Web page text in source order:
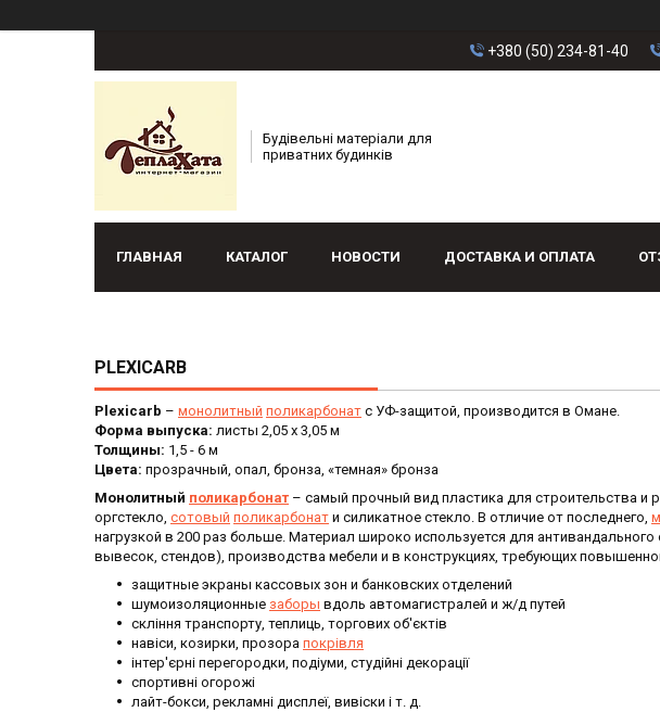
+380 (50) 234-81-40
Будівельні матеріали для
приватних будинків
ГЛАВНАЯ КАТАЛОГ НОВОСТИ ДОСТАВКА И ОПЛАТА
PLEXICARB
Plexicarb – монолитный поликарбонат с УФ-защитой, производится в Омане.
Форма выпуска: листы 2,05 х 3,05 м
Толщины: 1,5 - 6 м
Цвета: прозрачный, опал, бронза, «темная» бронза
Монолитный поликарбонат – самый прочный вид пластика для строительства
оргстекло, сотовый поликарбонат и силикатное стекло. В отличие от последнего,
нагрузкой в 200 раз больше. Материал широко используется для
вывесок, стендов), производства мебели и в конструкциях, требующих
защитные экраны кассовых зон и банковских отделений
шумоизоляционные заборы вдоль автомагистралей и ж/д путей
скління транспорту, теплиць, торгових об'єктів
навіси, козирки, прозора покрівля
інтер'єрні перегородки, подіуми, студійні декорації
спортивні огорожі
лайт-бокси, рекламні дисплеї, вивіски і т. д.